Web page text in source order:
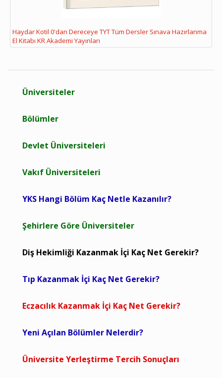
Haydar Kotil 0'dan Dereceye TYT Tüm Dersler Sınava Hazırlanma
El Kitabı KR Akademi Yayınları
Üniversiteler
Bölümler
Devlet Üniversiteleri
Vakıf Üniversiteleri
YKS Hangi Bölüm Kaç Netle Kazanılır?
Şehirlere Göre Üniversiteler
Diş Hekimliği Kazanmak İçi Kaç Net Gerekir?
Tıp Kazanmak İçi Kaç Net Gerekir?
Eczacılık Kazanmak İçi Kaç Net Gerekir?
Yeni Açılan Bölümler Nelerdir?
Üniversite Yerleştirme Tercih Sonuçları